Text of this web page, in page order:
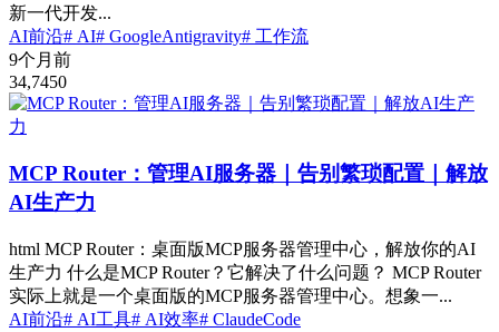
新一代开发...
AI前沿# AI# GoogleAntigravity# 工作流
9个月前
34,7450
MCP Router：管理AI服务器｜告别繁琐配置｜解放
AI生产力
html MCP Router：桌面版MCP服务器管理中心，解放你的AI
生产力 什么是MCP Router？它解决了什么问题？ MCP Router
实际上就是一个桌面版的MCP服务器管理中心。想象一...
AI前沿# AI工具# AI效率# ClaudeCode